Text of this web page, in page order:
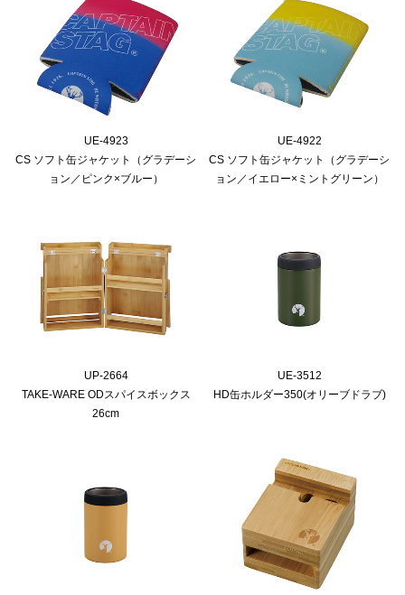
UE-4923
CS ソフト缶ジャケット（グラデーシ
ョン／ピンク×ブルー）
UE-4922
CS ソフト缶ジャケット（グラデーシ
ョン／イエロー×ミントグリーン）
UP-2664
TAKE-WARE ODスパイスボックス
26cm
UE-3512
HD缶ホルダー350(オリーブドラブ)